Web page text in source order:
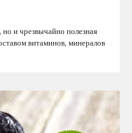
и чрезвычайно полезная
витаминов, минералов